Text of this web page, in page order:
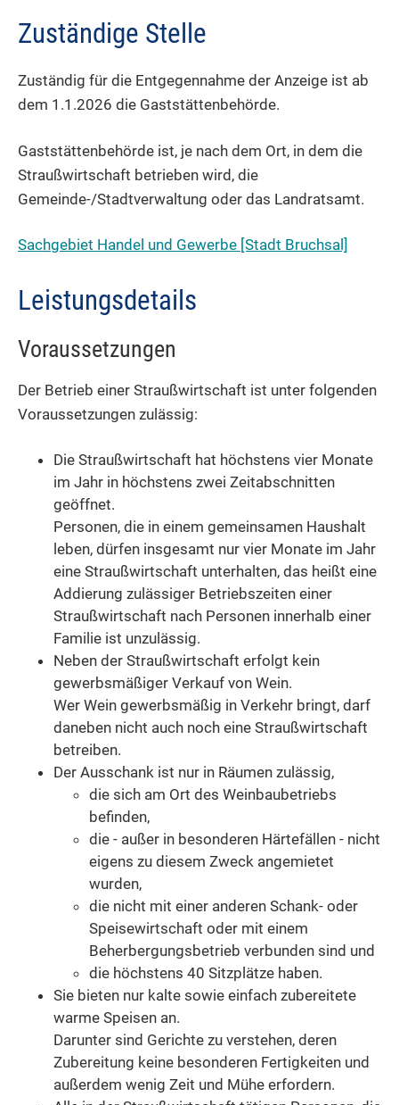
Zuständige Stelle
Zuständig für die Entgegennahme der Anzeige ist ab
dem 1.1.2026 die Gaststättenbehörde.
Gaststättenbehörde ist, je nach dem Ort, in dem die
Straußwirtschaft betrieben wird, die
Gemeinde-/Stadtverwaltung oder das Landratsamt.
Sachgebiet Handel und Gewerbe [Stadt Bruchsal]
Leistungsdetails
Voraussetzungen
Der Betrieb einer Straußwirtschaft ist unter folgenden
Voraussetzungen zulässig:
Die Straußwirtschaft hat höchstens vier Monate
im Jahr in höchstens zwei Zeitabschnitten
geöffnet.
Personen, die in einem gemeinsamen Haushalt
leben, dürfen insgesamt nur vier Monate im Jahr
eine Straußwirtschaft unterhalten, das heißt eine
Addierung zulässiger Betriebszeiten einer
Straußwirtschaft nach Personen innerhalb einer
Familie ist unzulässig.
Neben der Straußwirtschaft erfolgt kein
gewerbsmäßiger Verkauf von Wein.
Wer Wein gewerbsmäßig in Verkehr bringt, darf
daneben nicht auch noch eine Straußwirtschaft
betreiben.
Der Ausschank ist nur in Räumen zulässig,
die sich am Ort des Weinbaubetriebs
befinden,
die - außer in besonderen Härtefällen - nicht
eigens zu diesem Zweck angemietet
wurden,
die nicht mit einer anderen Schank- oder
Speisewirtschaft oder mit einem
Beherbergungsbetrieb verbunden sind und
die höchstens 40 Sitzplätze haben.
Sie bieten nur kalte sowie einfach zubereitete
warme Speisen an.
Darunter sind Gerichte zu verstehen, deren
Zubereitung keine besonderen Fertigkeiten und
außerdem wenig Zeit und Mühe erfordern.